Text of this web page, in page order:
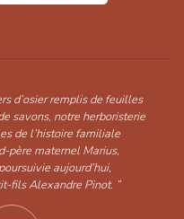
d’osier remplis de feuilles
savons, notre herboristerie
de l’histoire familiale
père maternel Marius,
aujourd’hui,
fils Alexandre Pinot. ”